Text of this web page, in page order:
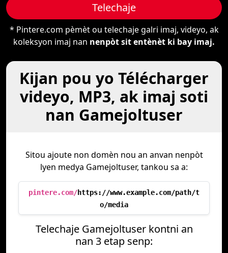
Telechaje
* Pintere.com pèmèt ou telechaje galri imaj, videyo, ak
koleksyon imaj nan nenpòt sit entènèt ki bay imaj.
Kijan pou yo Télécharger
videyo, MP3, ak imaj soti
nan Gamejoltuser
Sitou ajoute non domèn nou an anvan nenpòt
lyen medya Gamejoltuser, tankou sa a:
pintere.com/https://www.example.com/path/t
o/media
Telechaje Gamejoltuser kontni an
nan 3 etap senp: